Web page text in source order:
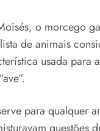
o morcego
de animais
usada para
para qualquer